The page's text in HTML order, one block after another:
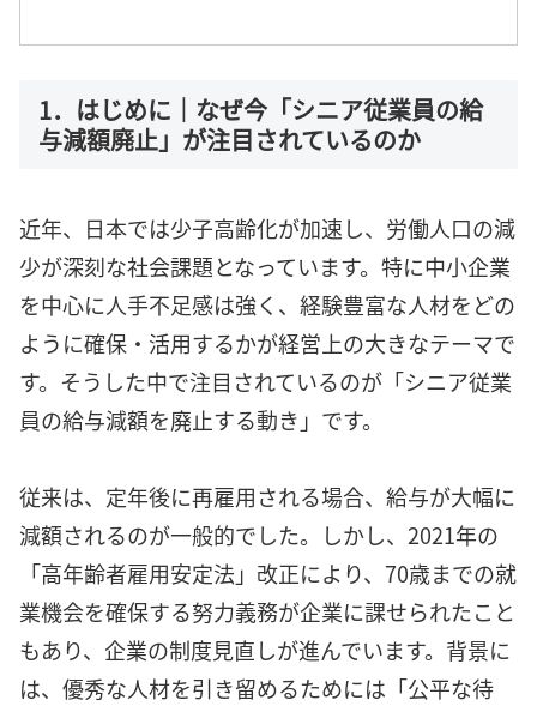
1．はじめに｜なぜ今「シニア従業員の給
与減額廃止」が注目されているのか
近年、日本では少子高齢化が加速し、労働人口の減
少が深刻な社会課題となっています。特に中小企業
を中心に人手不足感は強く、経験豊富な人材をどの
ように確保・活用するかが経営上の大きなテーマで
す。そうした中で注目されているのが「シニア従業
員の給与減額を廃止する動き」です。
従来は、定年後に再雇用される場合、給与が大幅に
減額されるのが一般的でした。しかし、2021年の
「高年齢者雇用安定法」改正により、70歳までの就
業機会を確保する努力義務が企業に課せられたこと
もあり、企業の制度見直しが進んでいます。背景に
は、優秀な人材を引き留めるためには「公平な待